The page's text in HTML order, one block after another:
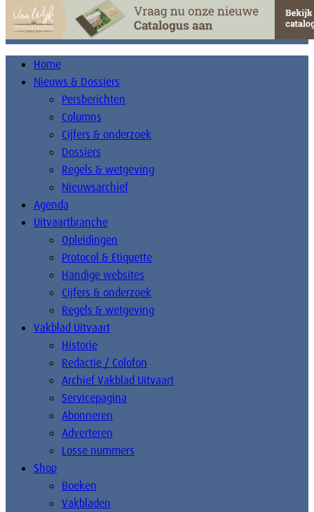
Home
Nieuws & Dossiers
Persberichten
Columns
Cijfers & onderzoek
Dossiers
Regels & wetgeving
Nieuwsarchief
Agenda
Uitvaartbranche
Opleidingen
Protocol & Etiquette
Handige websites
Cijfers & onderzoek
Regels & wetgeving
Vakblad Uitvaart
Historie
Redactie / Colofon
Archief Vakblad Uitvaart
Servicepagina
Abonneren
Adverteren
Losse nummers
Shop
Boeken
Vakbladen